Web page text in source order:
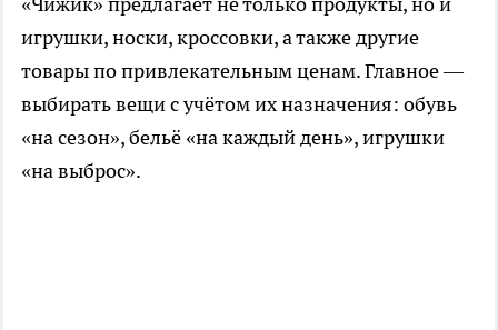
игрушки, носки, кроссовки, а также другие
товары по привлекательным ценам. Главное —
выбирать вещи с учётом их назначения: обувь
«на сезон», бельё «на каждый день», игрушки
«на выброс».